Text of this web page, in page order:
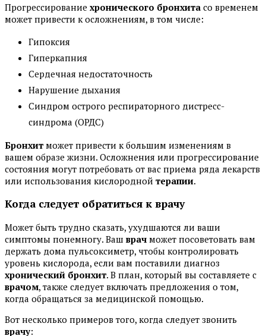
Прогрессирование хронического бронхита со временем
может привести к осложнениям, в том числе:
Гипоксия
Гиперкапния
Сердечная недостаточность
Нарушение дыхания
Синдром острого респираторного дистресс-
синдрома (ОРДС)
Бронхит может привести к большим изменениям в
вашем образе жизни. Осложнения или прогрессирование
состояния могут потребовать от вас приема ряда лекарств
или использования кислородной терапии.
Когда следует обратиться к врачу
Может быть трудно сказать, ухудшаются ли ваши
симптомы понемногу. Ваш врач может посоветовать вам
держать дома пульсоксиметр, чтобы контролировать
уровень кислорода, если вам поставили диагноз
хронический бронхит. В план, который вы составляете с
врачом, также следует включать предложения о том,
когда обращаться за медицинской помощью.
Вот несколько примеров того, когда следует звонить
врачу: